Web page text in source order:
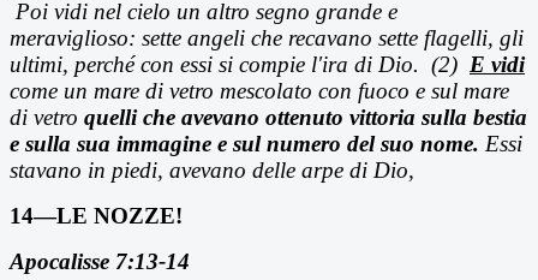
Poi vidi nel cielo un altro segno grande e
meraviglioso: sette angeli che recavano sette flagelli, gli
ultimi, perché con essi si compie l'ira di Dio. (2) E vidi
come un mare di vetro mescolato con fuoco e sul mare
di vetro quelli che avevano ottenuto vittoria sulla bestia
e sulla sua immagine e sul numero del suo nome. Essi
stavano in piedi, avevano delle arpe di Dio,
14—LE NOZZE!
Apocalisse 7:13-14